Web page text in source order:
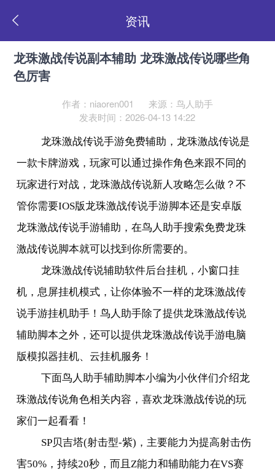
资讯
龙珠激战传说副本辅助 龙珠激战传说哪些角
色厉害
作者：niaoren001
来源：鸟人助手
发表时间：2026-04-13 14:22
龙珠激战传说手游免费辅助，龙珠激战传说是
一款卡牌游戏，玩家可以通过操作角色来跟不同的
玩家进行对战，龙珠激战传说新人攻略怎么做？不
管你需要IOS版龙珠激战传说手游脚本还是安卓版
龙珠激战传说手游辅助，在鸟人助手搜索免费龙珠
激战传说脚本就可以找到你所需要的。
龙珠激战传说辅助软件后台挂机，小窗口挂
机，息屏挂机模式，让你体验不一样的龙珠激战传
说手游挂机助手！鸟人助手除了提供龙珠激战传说
辅助脚本之外，还可以提供龙珠激战传说手游电脑
版模拟器挂机、云挂机服务！
下面鸟人助手辅助脚本小编为小伙伴们介绍龙
珠激战传说角色相关内容，喜欢龙珠激战传说的玩
家们一起看看！
SP贝吉塔(射击型-紫) ，主要能力为提高射击伤
害50% ，持续20秒，而且Z能力和辅助能力在VS赛